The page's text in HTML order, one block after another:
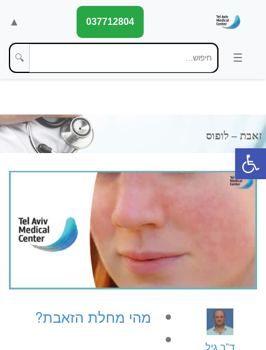
פתח סרגל נגישות
▲ 037712804
🔍
ד”ר גיל
מהי מחלת הזאבת?